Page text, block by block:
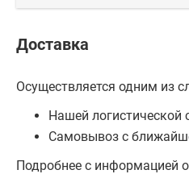
Доставка
Осуществляется одним из
Нашей логистической
Самовывоз с
Подробнее с информацией